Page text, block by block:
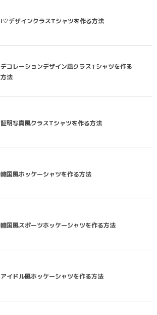
I♡デザインクラスTシャツを作る方法
デコレーションデザイン風クラスTシャツを作る
方法
証明写真風クラスTシャツを作る方法
韓国風ホッケーシャツを作る方法
韓国風スポーツホッケーシャツを作る方法
アイドル風ホッケーシャツを作る方法